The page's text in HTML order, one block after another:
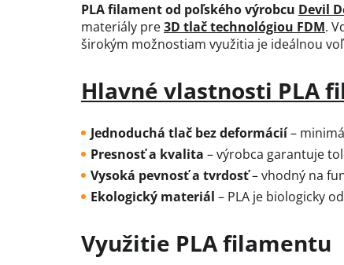
PLA filament od poľského výrobcu Devil
materiály pre3D tlač technológiou FDM.
širokým možnostiam využitia je ideálnou
Hlavné vlastnosti PLA
Jednoduchá tlač bez deformácií–
Presnosť a kvalita – výrobca garantuje
Vysoká pevnosť a tvrdosť– vhodný na
Ekologický materiál – PLA je biologicky
Využitie PLA filamentu